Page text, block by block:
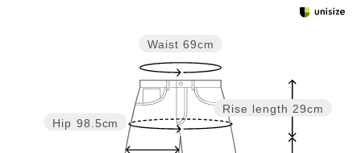
Rise length 29cm
Hip 98.5cm
Waist 69cm